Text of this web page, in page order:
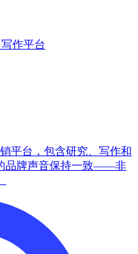
作平台
平台，包含研究、写作和
品牌声音保持一致——非